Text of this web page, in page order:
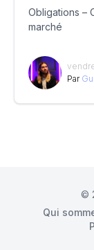
Obligations –
marché
Par
©
Qui